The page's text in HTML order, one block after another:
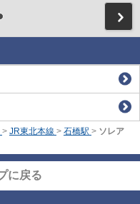
> JR東北本線 > 石橋駅 > ソレア
に戻る